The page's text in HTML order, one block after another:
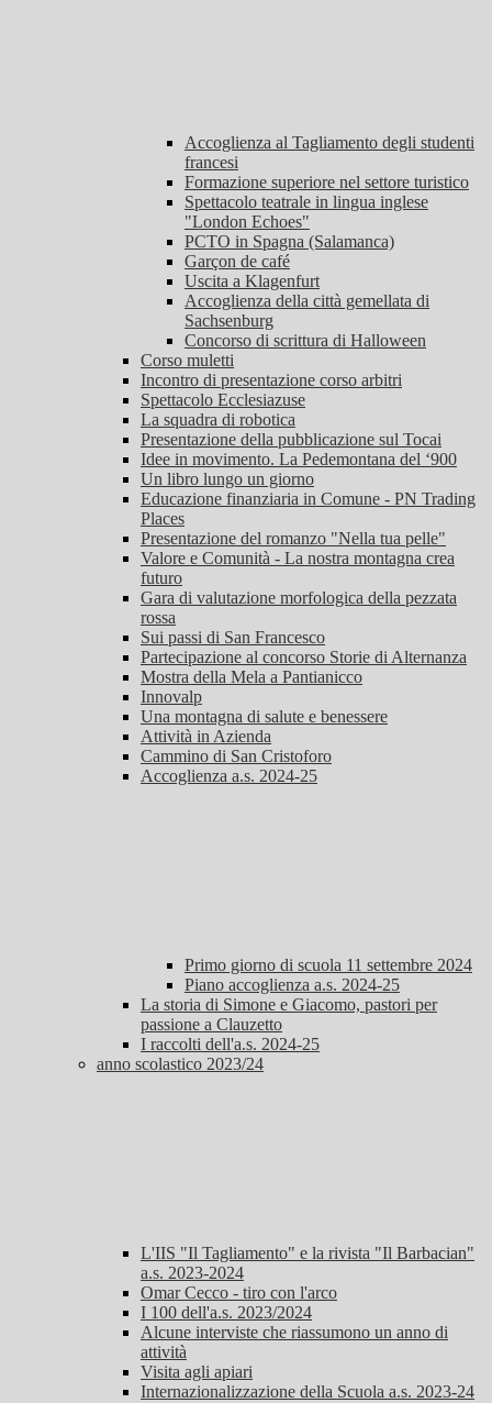
Accoglienza al Tagliamento degli studenti
francesi
Formazione superiore nel settore turistico
Spettacolo teatrale in lingua inglese
"London Echoes"
PCTO in Spagna (Salamanca)
Garçon de café
Uscita a Klagenfurt
Accoglienza della città gemellata di
Sachsenburg
Concorso di scrittura di Halloween
Corso muletti
Incontro di presentazione corso arbitri
Spettacolo Ecclesiazuse
La squadra di robotica
Presentazione della pubblicazione sul Tocai
Idee in movimento. La Pedemontana del ‘900
Un libro lungo un giorno
Educazione finanziaria in Comune - PN Trading
Places
Presentazione del romanzo "Nella tua pelle"
Valore e Comunità - La nostra montagna crea
futuro
Gara di valutazione morfologica della pezzata
rossa
Sui passi di San Francesco
Partecipazione al concorso Storie di Alternanza
Mostra della Mela a Pantianicco
Innovalp
Una montagna di salute e benessere
Attività in Azienda
Cammino di San Cristoforo
Accoglienza a.s. 2024-25
Primo giorno di scuola 11 settembre 2024
Piano accoglienza a.s. 2024-25
La storia di Simone e Giacomo, pastori per
passione a Clauzetto
I raccolti dell'a.s. 2024-25
anno scolastico 2023/24
L'IIS "Il Tagliamento" e la rivista "Il Barbacian"
a.s. 2023-2024
Omar Cecco - tiro con l'arco
I 100 dell'a.s. 2023/2024
Alcune interviste che riassumono un anno di
attività
Visita agli apiari
Internazionalizzazione della Scuola a.s. 2023-24